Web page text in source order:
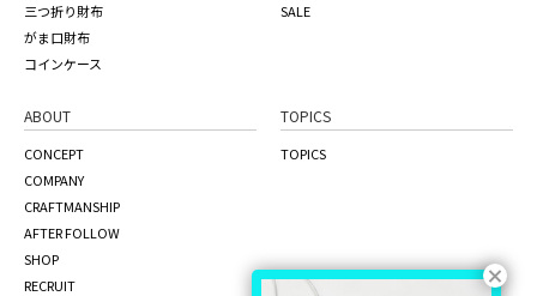
三つ折り財布
がま口財布
コインケース
SALE
ABOUT
CONCEPT
COMPANY
CRAFTMANSHIP
AFTER FOLLOW
SHOP
RECRUIT
TOPICS
TOPICS